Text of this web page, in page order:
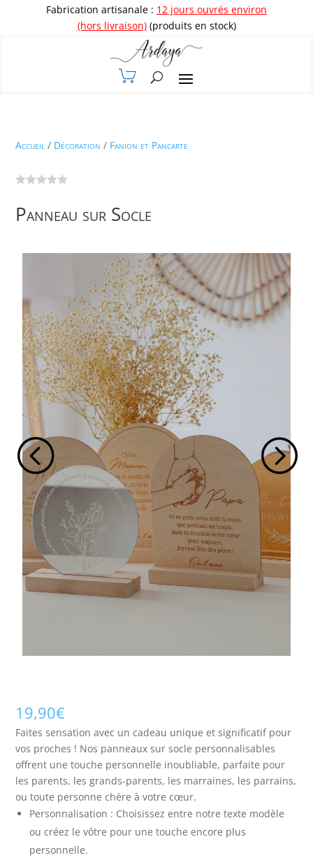
Fabrication artisanale : 12 jours ouvrés environ
(hors livraison)(produits en stock)
Accueil / Décoration / Fanion et Pancarte
Panneau sur Socle
19,90€
Faites sensation avec un cadeau unique et significatif pour
vos proches ! Nos panneaux sur socle personnalisables
offrent une touche personnelle inoubliable, parfaite pour
les parents, les grands-parents, les marraines, les parrains,
ou toute personne chère à votre cœur.
Personnalisation : Choisissez entre notre texte modèle
ou créez le vôtre pour une touche encore plus
personnelle.